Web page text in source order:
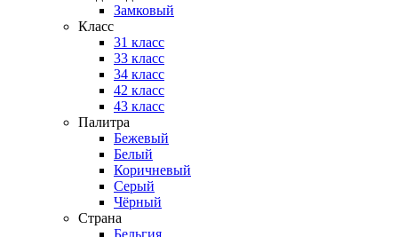
Замковый
Класс
31 класс
33 класс
34 класс
42 класс
43 класс
Палитра
Бежевый
Белый
Коричневый
Серый
Чёрный
Страна
Бельгия